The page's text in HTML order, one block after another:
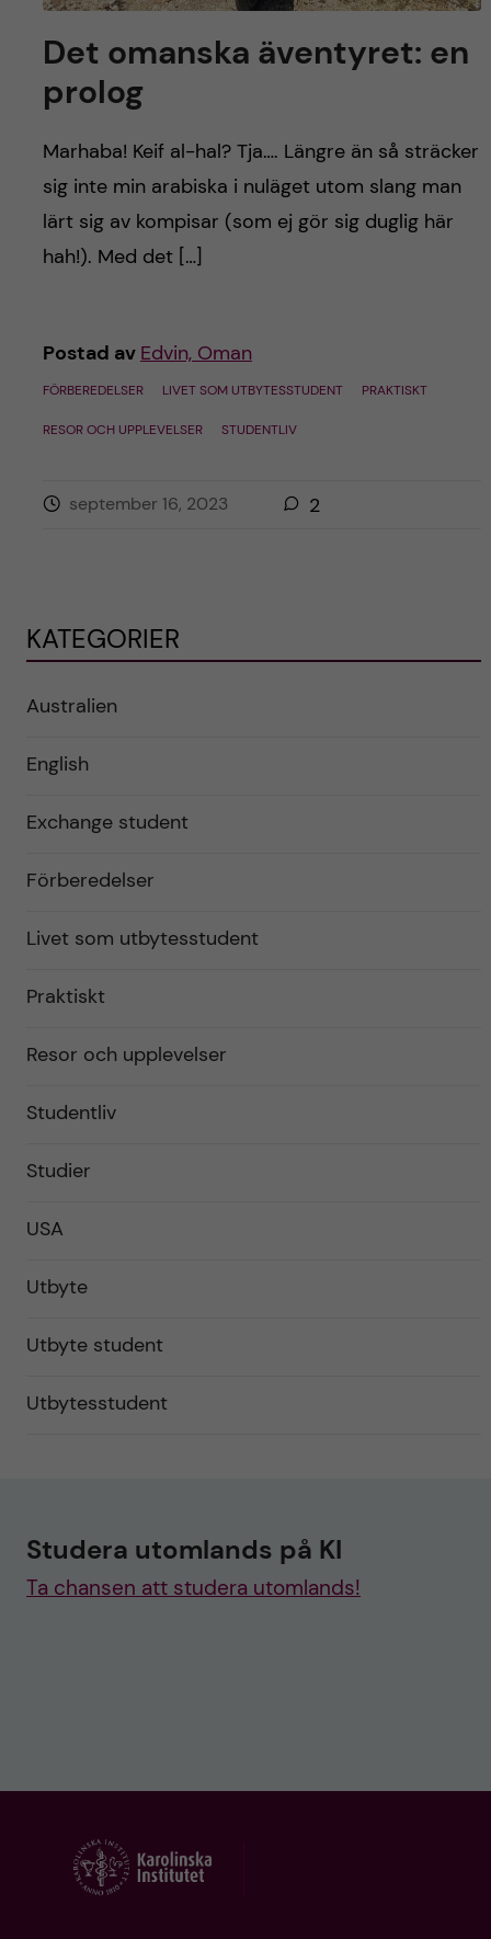
Det omanska äventyret: en
prolog
Marhaba! Keif al-hal? Tja…. Längre än så sträcker
sig inte min arabiska i nuläget utom slang man
lärt sig av kompisar (som ej gör sig duglig här
hah!). Med det […]
Postad av Edvin, Oman
FÖRBEREDELSER LIVET SOM UTBYTESSTUDENT PRAKTISKT
RESOR OCH UPPLEVELSER STUDENTLIV
september 16, 2023 2
KATEGORIER
Australien
English
Exchange student
Förberedelser
Livet som utbytesstudent
Praktiskt
Resor och upplevelser
Studentliv
Studier
USA
Utbyte
Utbyte student
Utbytesstudent
Studera utomlands på KI
Ta chansen att studera utomlands!